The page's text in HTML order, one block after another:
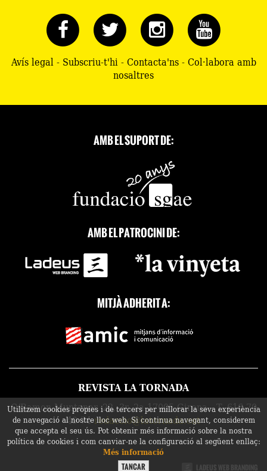
Utilitzem cookies pròpies i de tercers per millorar la seva experiència
de navegació al nostre lloc web. Si continua navegant, considerem
que accepta el seu ús. Pot obtenir més informació sobre la nostra
política de cookies i com canviar-ne la configuració al següent enllaç:
Més informació
Avís legal- Subscriu-t'hi-Contacta'ns-Col·labora amb
nosaltres
AMB EL SUPORT DE:
AMB EL PATROCINI DE:
MITJÀ ADHERIT A:
REVISTA LA TORNADA
C/Ramon Muntaner, 22, 3r, 2a 17005 Girona - T. 616 70
49 74redaccio@latornada.cat
LADEUS WEB BRANDING